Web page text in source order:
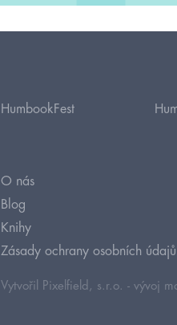
HumbookFest
O nás
Blog
Knihy
Zásady ochrany osobních údajů
Vytvořil Pixelfield, s.r.o. - vývoj